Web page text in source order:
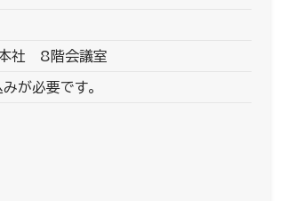
本社 8階会議室
が必要です。